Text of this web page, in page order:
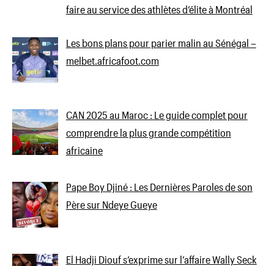
faire au service des athlètes d’élite à Montréal
Les bons plans pour parier malin au Sénégal –
melbet.africafoot.com
CAN 2025 au Maroc : Le guide complet pour
comprendre la plus grande compétition
africaine
Pape Boy Djiné : Les Dernières Paroles de son
Père sur Ndeye Gueye
El Hadji Diouf s’exprime sur l’affaire Wally Seck